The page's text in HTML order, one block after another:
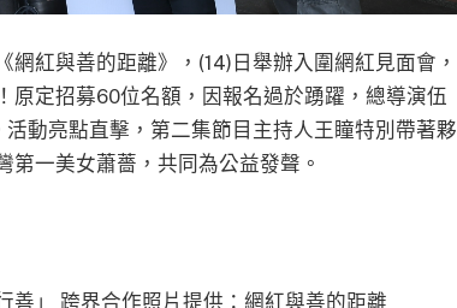
紅與善的距離》，(14)日舉辦入圍網紅見面會，
原定招募60位名額，因報名過於踴躍，總導演伍
動亮點直擊，第二集節目主持人王瞳特別帶著夥
一美女蕭薔，共同為公益發聲。
善」 跨界合作照片提供：網紅與善的距離